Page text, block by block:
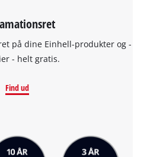
på dine Einhell-produkter og -
- helt gratis.
Find ud